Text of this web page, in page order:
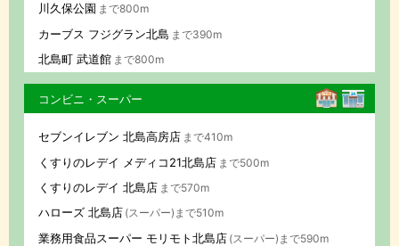
川久保公園 まで800m
カーブス フジグラン北島 まで390m
北島町 武道館 まで800m
コンビニ・スーパー
セブンイレブン 北島高房店 まで410m
くすりのレデイ メディコ21北島店 まで500m
くすりのレデイ 北島店 まで570m
ハローズ 北島店 (スーパー)まで510m
業務用食品スーパー モリモト北島店 (スーパー)まで590m